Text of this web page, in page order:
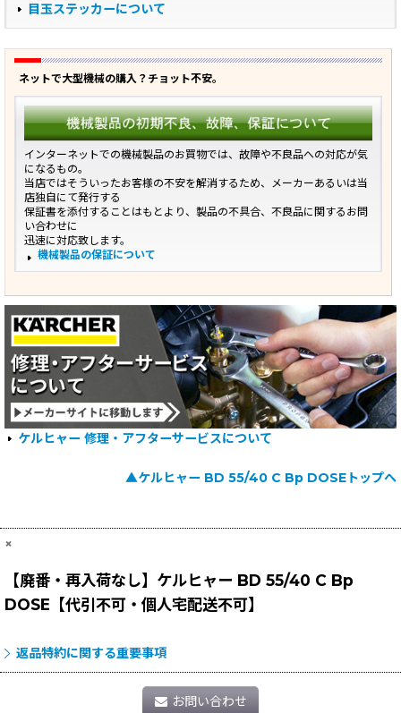
目玉ステッカーについて
ネットで大型機械の購入？チョット不安。
インターネットでの機械製品のお買物では、故障や不良品への対応が気
になるもの。
当店ではそういったお客様の不安を解消するため、メーカーあるいは当
店独自にて発行する
保証書を添付することはもとより、製品の不具合、不良品に関するお問
い合わせに
迅速に対応致します。
機械製品の保証について
ケルヒャー 修理・アフターサービスについて
▲ケルヒャー BD 55/40 C Bp DOSEトップへ
×
【廃番・再入荷なし】ケルヒャー BD 55/40 C Bp
DOSE【代引不可・個人宅配送不可】
返品特約に関する重要事項
お問い合わせ